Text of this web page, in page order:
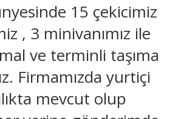
15 çekicimiz
, 3 minivanımız ile
ve terminli taşıma
Firmamızda yurtiçi
mevcut olup